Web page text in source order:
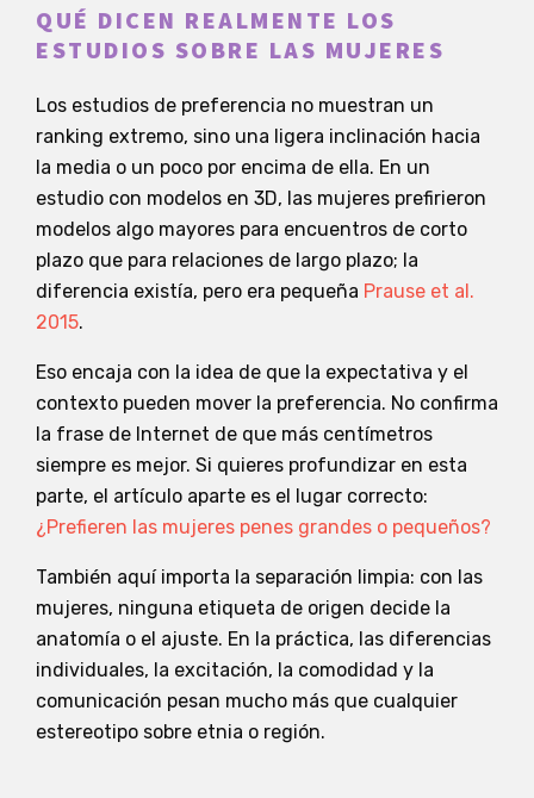
QUÉ DICEN REALMENTE LOS
ESTUDIOS SOBRE LAS MUJERES
Los estudios de preferencia no muestran un
ranking extremo, sino una ligera inclinación hacia
la media o un poco por encima de ella. En un
estudio con modelos en 3D, las mujeres prefirieron
modelos algo mayores para encuentros de corto
plazo que para relaciones de largo plazo; la
diferencia existía, pero era pequeña Prause et al.
2015.
Eso encaja con la idea de que la expectativa y el
contexto pueden mover la preferencia. No confirma
la frase de Internet de que más centímetros
siempre es mejor. Si quieres profundizar en esta
parte, el artículo aparte es el lugar correcto:
¿Prefieren las mujeres penes grandes o pequeños?
También aquí importa la separación limpia: con las
mujeres, ninguna etiqueta de origen decide la
anatomía o el ajuste. En la práctica, las diferencias
individuales, la excitación, la comodidad y la
comunicación pesan mucho más que cualquier
estereotipo sobre etnia o región.